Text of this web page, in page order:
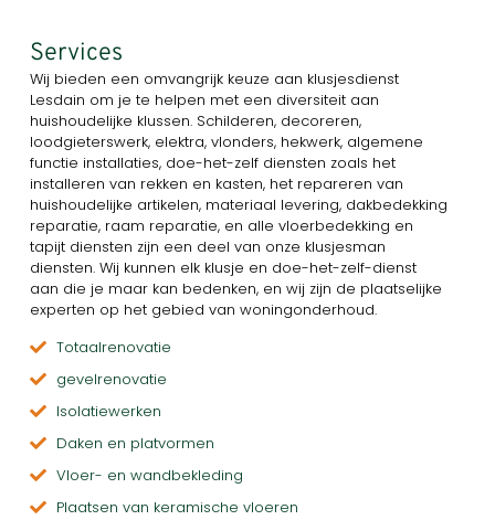
Services
Wij bieden een omvangrijk keuze aan klusjesdienst
Lesdain om je te helpen met een diversiteit aan
huishoudelijke klussen. Schilderen, decoreren,
loodgieterswerk, elektra, vlonders, hekwerk, algemene
functie installaties, doe-het-zelf diensten zoals het
installeren van rekken en kasten, het repareren van
huishoudelijke artikelen, materiaal levering, dakbedekking
reparatie, raam reparatie, en alle vloerbedekking en
tapijt diensten zijn een deel van onze klusjesman
diensten. Wij kunnen elk klusje en doe-het-zelf-dienst
aan die je maar kan bedenken, en wij zijn de plaatselijke
experten op het gebied van woningonderhoud.
Totaalrenovatie
gevelrenovatie
Isolatiewerken
Daken en platvormen
Vloer- en wandbekleding
Plaatsen van keramische vloeren